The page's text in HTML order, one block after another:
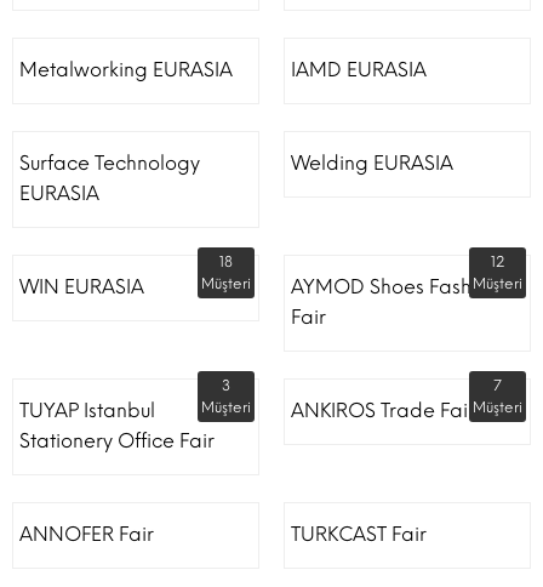
Metalworking EURASIA IAMD EURASIA
Surface Technology
EURASIA
Welding EURASIA
WIN EURASIA
18
Müşteri
AYMOD Shoes Fashion
Fair
12
Müşteri
TUYAP Istanbul
Stationery Office Fair
3
Müşteri
ANKIROS Trade Fairs
7
Müşteri
ANNOFER Fair TURKCAST Fair